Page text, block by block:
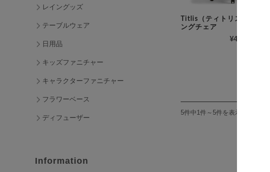
Titlis（ティトリス） ゲーミ
ングチェア
¥40,700
5件中1件～5件を表示
レイングッズ
テーブルウェア
日用品
キッズファニチャー
キャラクターファニチャー
フラワーベース
ディフューザー
Information